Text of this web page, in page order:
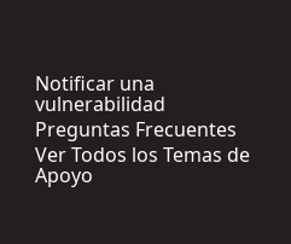
Notificar una
vulnerabilidad
Preguntas Frecuentes
Ver Todos los Temas de
Apoyo